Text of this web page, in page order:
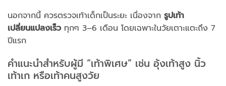
นอกจากนี้ ควรตรวจเท้าเด็กเป็นระยะ เนื่องจาก รูปเท้า
เปลี่ยนแปลงเร็วทุกๆ 3–6 เดือน โดยเฉพาะในวัยเตาะแตะถึง 7
ปีแรก
คำแนะนำสำหรับผู้มี “เท้าพิเศษ” เช่น อุ้งเท้าสูง นิ้ว
เท้าเก หรือเท้าคนสูงวัย